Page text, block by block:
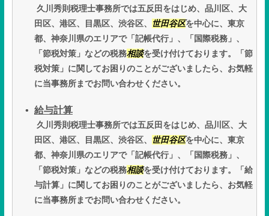
久川秀則税理士事務所では五反田をはじめ、品川区、大
田区、港区、目黒区、渋谷区、
世田谷区を中心に、東京
都、神奈川県のエリアで「記帳代行」、「国際税務」、
「節税対策」などの税務相談を受け付けております。「節
税対策」に関してお困りのことがございましたら、お気軽
に当事務所までお問い合わせください。
給与計算
久川秀則税理士事務所では五反田をはじめ、品川区、大
田区、港区、目黒区、渋谷区、
世田谷区を中心に、東京
都、神奈川県のエリアで「記帳代行」、「国際税務」、
「節税対策」などの税務相談を受け付けております。「給
与計算」に関してお困りのことがございましたら、お気軽
に当事務所までお問い合わせください。